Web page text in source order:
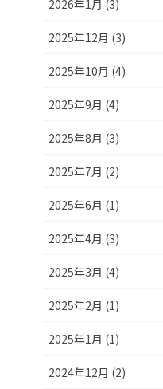
2026年1月 (3)
2025年12月 (3)
2025年10月 (4)
2025年9月 (4)
2025年8月 (3)
2025年7月 (2)
2025年6月 (1)
2025年4月 (3)
2025年3月 (4)
2025年2月 (1)
2025年1月 (1)
2024年12月 (2)